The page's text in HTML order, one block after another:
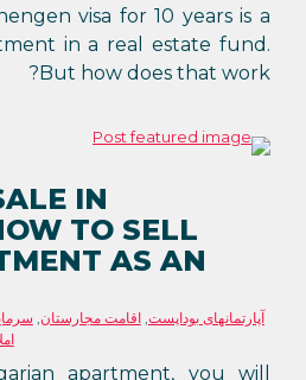
visa for 10 years is a
in a real estate fund.
But how does that work?
IN
TO SELL
AS AN
آپارتمانهای بوداپست,اقامت مجارستان,
apartment, you will